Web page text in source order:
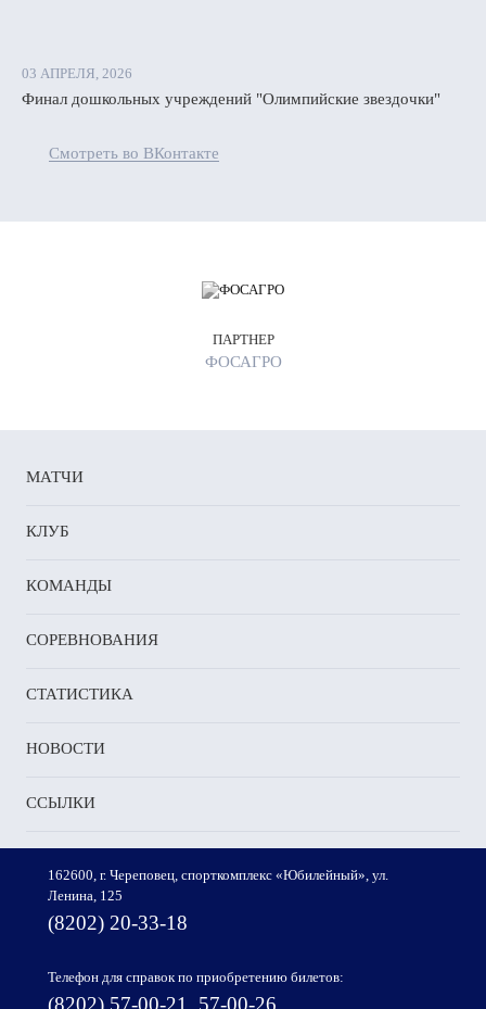
03 АПРЕЛЯ, 2026
Финал дошкольных учреждений "Олимпийские звездочки"
Смотреть во ВКонтакте
ПАРТНЕР
ФОСАГРО
МАТЧИ
КЛУБ
КОМАНДЫ
СОРЕВНОВАНИЯ
СТАТИСТИКА
НОВОСТИ
ССЫЛКИ
162600, г. Череповец, спорткомплекс «Юбилейный», ул.
Ленина, 125
(8202) 20-33-18
Телефон для справок по приобретению билетов:
(8202) 57-00-21, 57-00-26